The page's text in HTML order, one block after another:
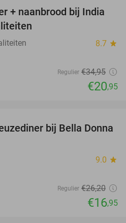
40%
+ naanbrood bij India
8.7 star
Regulier €34,95
€20,95
35%
bij Bella Donna
9.0 star
Regulier €26,20
€16,95